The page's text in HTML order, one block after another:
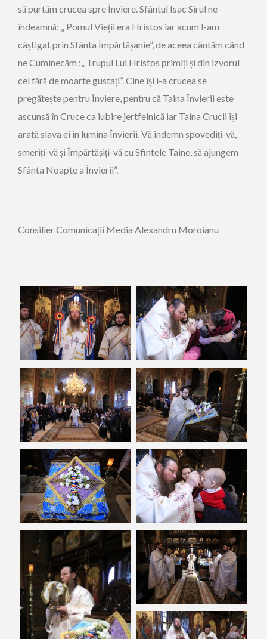
să purtăm crucea spre Înviere. Sfântul Isac Sirul ne
îndeamnă: „ Pomul Vieții era Hristos iar acum l-am
câștigat prin Sfânta Împărtășanie”, de aceea cântăm când
ne Cuminecăm :„ Trupul Lui Hristos primiți și din izvorul
cel fără de moarte gustați”. Cine își i-a crucea se
pregătește pentru Înviere, pentru că Taina Învierii este
ascunsă în Cruce ca iubire jertfelnică iar Taina Crucii își
arată slava ei în lumina Învierii. Vă îndemn spovediți-vă,
smeriți-vă și Împărtășiți-vă cu Sfintele Taine, să ajungem
Sfânta Noapte a Învierii”.
Consilier Comunicații Media Alexandru Moroianu